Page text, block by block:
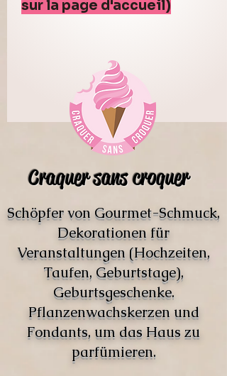
sur la page d'accueil)
Craquer sans croquer
Schöpfer von Gourmet-Schmuck,
Dekorationen für
Veranstaltungen (Hochzeiten,
Taufen, Geburtstage),
Geburtsgeschenke.
Pflanzenwachskerzen und
Fondants, um das Haus zu
parfümieren.